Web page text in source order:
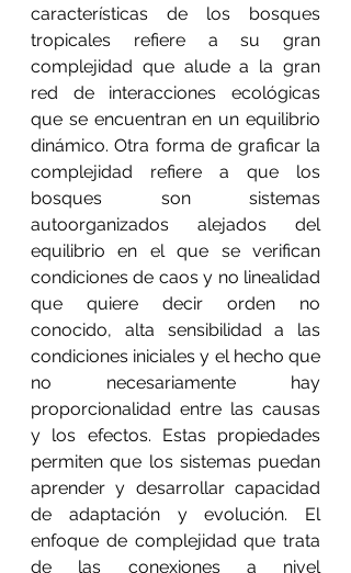
características de los bosques
tropicales refiere a su gran
complejidad que alude a la gran
red de interacciones ecológicas
que se encuentran en un equilibrio
dinámico. Otra forma de graficar la
complejidad refiere a que los
bosques son sistemas
autoorganizados alejados del
equilibrio en el que se verifican
condiciones de caos y no linealidad
que quiere decir orden no
conocido, alta sensibilidad a las
condiciones iniciales y el hecho que
no necesariamente hay
proporcionalidad entre las causas
y los efectos. Estas propiedades
permiten que los sistemas puedan
aprender y desarrollar capacidad
de adaptación y evolución. El
enfoque de complejidad que trata
de las conexiones a nivel